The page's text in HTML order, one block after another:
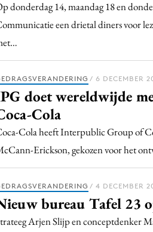
Purpose
donderdag 14, maandag 18 en
een drietal diners voor
/ 6 DECEMBER
doet wereldwijde
Cola
Cola heeft Interpublic Group of
Erickson, gekozen voor het
/ 4 DECEMBER
bureau Tafel 23
Arjen Slijp en conceptdenker